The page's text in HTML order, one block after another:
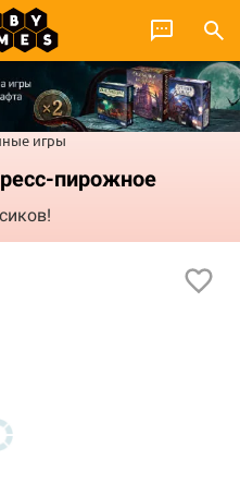
игры
пирожное